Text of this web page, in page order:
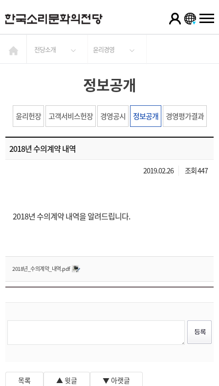
전당소개 윤리경영
정보공개
윤리헌장 고객서비스헌장 경영공시 정보공개 경영평가결과
2018년 수의계약 내역
2019.02.26 조회 447
2018년 수의계약 내역을 알려드립니다.
2018년_수의계약_내역.pdf
목록 ▲ 윗글 ▼ 아랫글